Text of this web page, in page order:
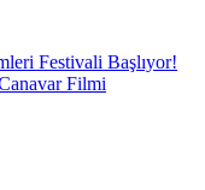
Festivali Başlıyor!
Filmi